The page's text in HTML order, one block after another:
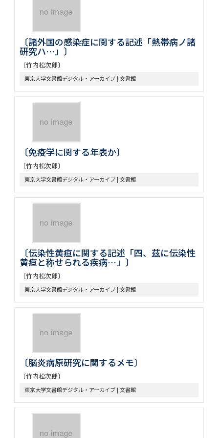
〔諸外国の感染症に関する記述「熱帯病ノ諸
研究ハ…」〕
〔竹内松次郎〕
東京大学文書館デジタル・アーカイブ | 文書館
〔免疫学に関する年表か〕
〔竹内松次郎〕
東京大学文書館デジタル・アーカイブ | 文書館
〔伝染性黄疸に関する記述「四、茲に伝染性
黄疸と称せられる疾病…」〕
〔竹内松次郎〕
東京大学文書館デジタル・アーカイブ | 文書館
〔脳炎病原研究に関するメモ〕
〔竹内松次郎〕
東京大学文書館デジタル・アーカイブ | 文書館